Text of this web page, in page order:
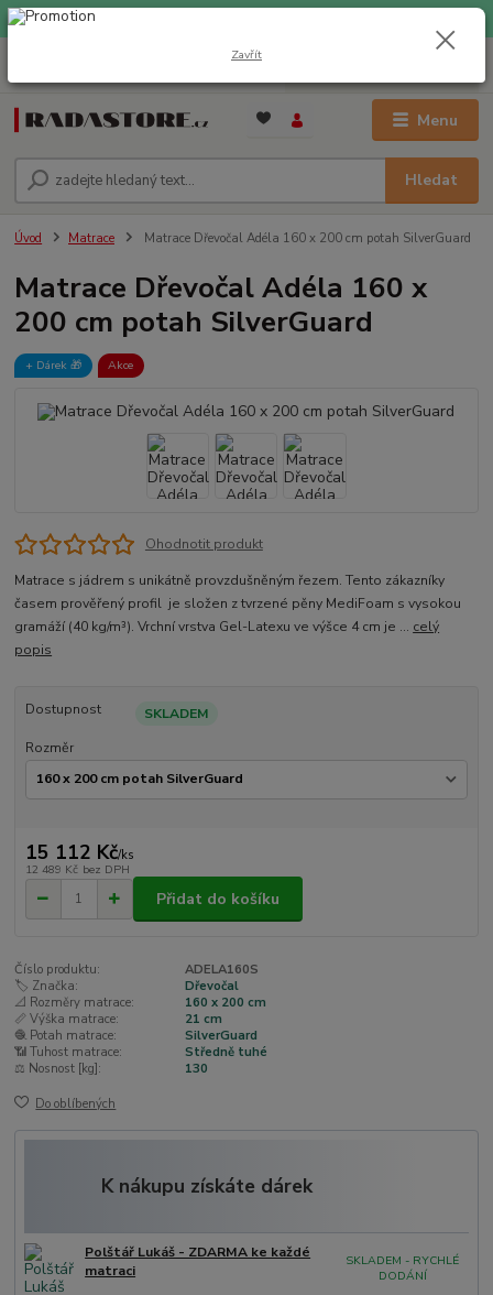
EXPRESNÍ DOPRAVA ZDARMA při nákupu nad 1000 Kč
Menu
Hledat
Úvod Matrace Matrace Dřevočal Adéla 160 x 200 cm potah SilverGuard
Matrace Dřevočal Adéla 160 x
200 cm potah SilverGuard
+ Dárek️ 🎁 Akce
Ohodnotit produkt
Matrace s jádrem s unikátně provzdušněným řezem. Tento zákazníky
časem prověřený profil je složen z tvrzené pěny MediFoam s vysokou
gramáží (40 kg/m³). Vrchní vrstva Gel-Latexu ve výšce 4 cm je ... celý
popis
Dostupnost
SKLADEM
Rozměr
15 112 Kč/ks
12 489 Kč bez DPH
Přidat do košíku
Číslo produktu:
ADELA160S
🏷️ Značka:
Dřevočal
📐 Rozměry matrace:
160 x 200 cm
📏 Výška matrace:
21 cm
🧶 Potah matrace:
SilverGuard
📶 Tuhost matrace:
Středně tuhé
⚖️ Nosnost [kg]:
130
Do oblíbených
K nákupu získáte dárek
Polštář Lukáš - ZDARMA ke každé
matraci
SKLADEM - RYCHLÉ
DODÁNÍ
Zavřít